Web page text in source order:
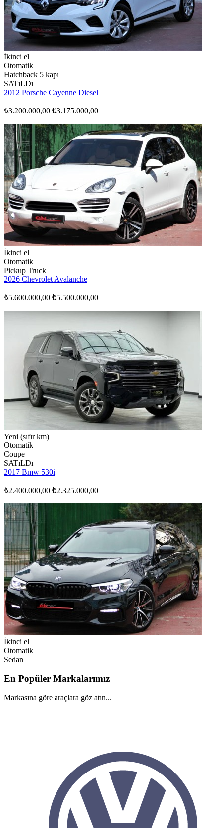
İkinci el
Otomatik
Hatchback 5 kapı
SATıLDı
2012 Porsche Cayenne Diesel
₺3.200.000,00 ₺3.175.000,00
İkinci el
Otomatik
Pickup Truck
2026 Chevrolet Avalanche
₺5.600.000,00 ₺5.500.000,00
Yeni (sıfır km)
Otomatik
Coupe
SATıLDı
2017 Bmw 530i
₺2.400.000,00 ₺2.325.000,00
İkinci el
Otomatik
Sedan
En Popüler Markalarımız
Markasına göre araçlara göz atın...